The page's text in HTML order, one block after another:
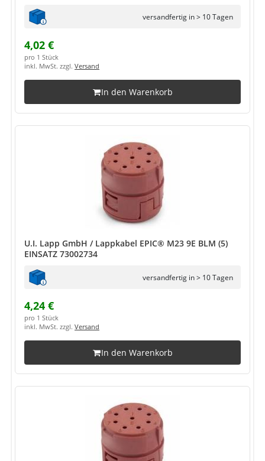
versandfertig in > 10 Tagen
4,02 €
pro 1 Stück
inkl. MwSt. zzgl. Versand
In den Warenkorb
U.I. Lapp GmbH / Lappkabel EPIC® M23 9E BLM (5)
EINSATZ 73002734
versandfertig in > 10 Tagen
4,24 €
pro 1 Stück
inkl. MwSt. zzgl. Versand
In den Warenkorb